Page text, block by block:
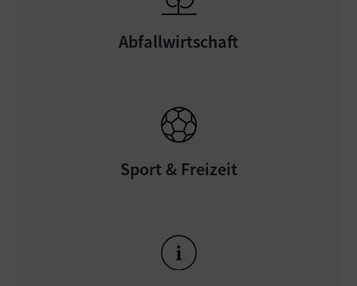
Abfallwirtschaft
Sport & Freizeit